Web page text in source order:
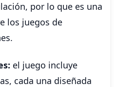
por lo que es una
los juegos de
el juego incluye
cada una diseñada